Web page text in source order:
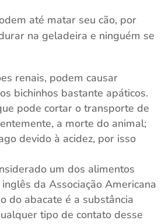
até matar seu cão, por
na geladeira e ninguém se
renais, podem causar
bichinhos bastante apáticos.
pode cortar o transporte de
a morte do animal;
devido à acidez, por isso
um dos alimentos
da Associação Americana
do abacate é a substância
tipo de contato desse